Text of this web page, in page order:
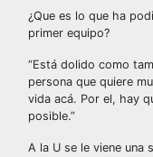
¿Que es lo que ha
primer equipo?
“Está dolido como
persona que quiere
vida acá. Por el, hay
posible.”
A la U se le viene una